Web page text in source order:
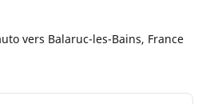
vers Balaruc-les-Bains, France